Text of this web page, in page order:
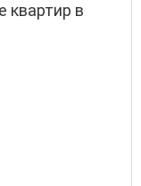
квартир в